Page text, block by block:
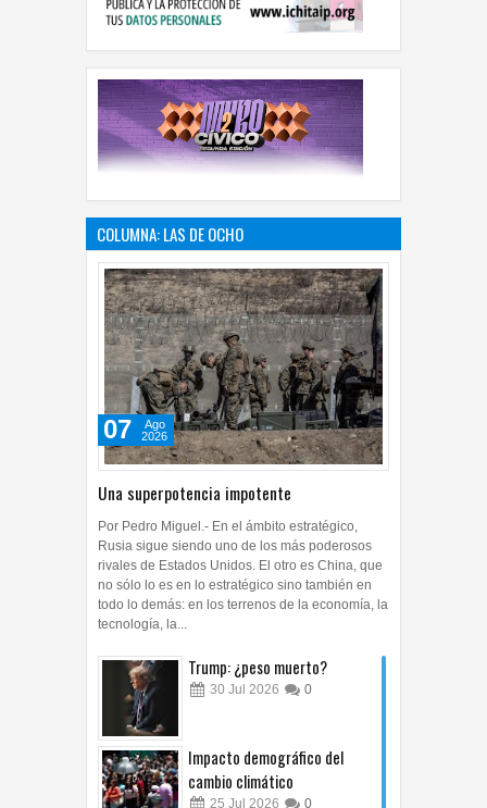
COLUMNA: LAS DE OCHO
Una superpotencia impotente
07
Ago
2026
Por Pedro Miguel.- En el ámbito estratégico,
Rusia sigue siendo uno de los más poderosos
rivales de Estados Unidos. El otro es China, que
no sólo lo es en lo estratégico sino también en
todo lo demás: en los terrenos de la economía, la
tecnología, la...
Trump: ¿peso muerto?
30 Jul 2026 0
Impacto demográfico del
cambio climático
25 Jul 2026 0